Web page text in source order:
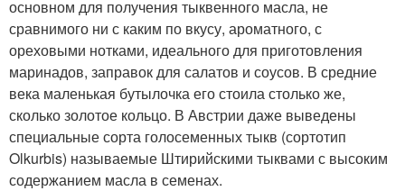
основном для получения тыквенного масла, не
сравнимого ни с каким по вкусу, ароматного, с
ореховыми нотками, идеального для приготовления
маринадов, заправок для салатов и соусов. В средние
века маленькая бутылочка его стоила столько же,
сколько золотое кольцо. В Австрии даже выведены
специальные сорта голосеменных тыкв (сортотип
Olkurbis) называемые Штирийскими тыквами с высоким
содержанием масла в семенах.